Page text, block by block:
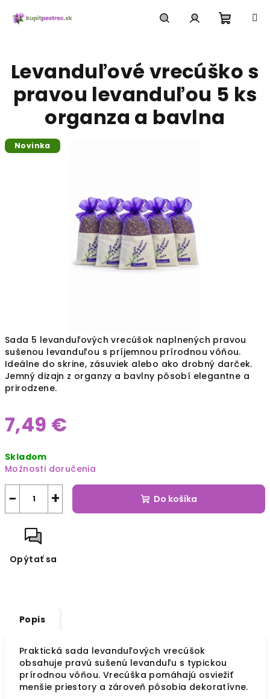
košík
Sada 5 levanduľových vrecúšok naplnených pravou
sušenou levanduľou s príjemnou prírodnou vôňou.
Ideálne do skrine, zásuviek alebo ako drobný darček.
Jemný dizajn z organzy a bavlny pôsobí elegantne a
prirodzene.
7,49 €
cena:
Skladom
Možnosti doručenia
+
− Do košíka
Opýtať sa
Levanduľové vrecúško s
pravou levanduľou 5 ks
organza a bavlna
Novinka
Popis
Praktická sada levanduľových vrecúšok
obsahuje pravú sušenú levanduľu s typickou
prírodnou vôňou. Vrecúška pomáhajú osviežiť
menšie priestory a zároveň pôsobia dekoratívne.